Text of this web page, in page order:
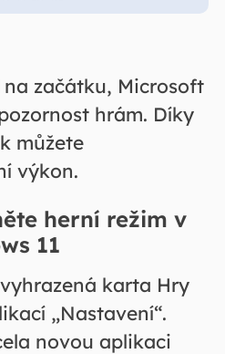
začátku, Microsoft
hrám. Díky
můžete
výkon.
herní režim v
11
karta Hry
„Nastavení“.
novou aplikaci